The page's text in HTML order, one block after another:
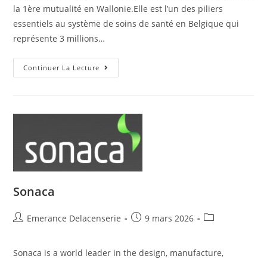
la 1ère mutualité en Wallonie.Elle est l’un des piliers
essentiels au système de soins de santé en Belgique qui
représente 3 millions…
Continuer La Lecture
Sonaca
Emerance Delacenserie 9 mars 2026
Sonaca is a world leader in the design, manufacture,